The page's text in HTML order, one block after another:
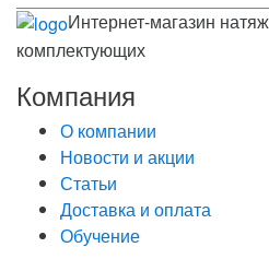
Интернет-магазин
комплектующих
Компания
О компании
Новости и акции
Статьи
Доставка и оплата
Обучение